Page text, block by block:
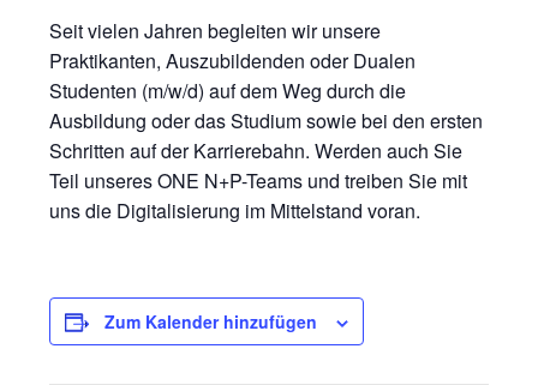
Seit vielen Jahren begleiten wir unsere
Praktikanten, Auszubildenden oder Dualen
Studenten (m/w/d) auf dem Weg durch die
Ausbildung oder das Studium sowie bei den ersten
Schritten auf der Karrierebahn. Werden auch Sie
Teil unseres ONE N+P-Teams und treiben Sie mit
uns die Digitalisierung im Mittelstand voran.
Zum Kalender hinzufügen